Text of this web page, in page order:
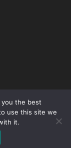
Tuning
Sport
the best
use this site we
it.